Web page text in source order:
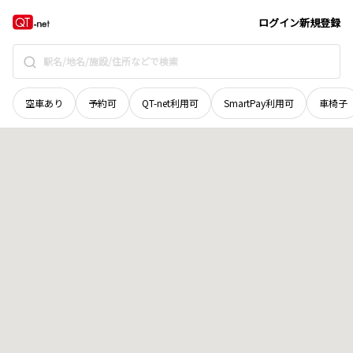
ログイン新規登録
空車あり 予約可 QT-net利用可 SmartPay利用可 車椅子
島根県